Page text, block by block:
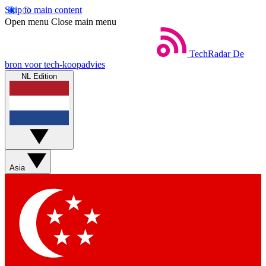
Skip to main content
Open menu Close main menu
TechRadar De
bron voor tech-koopadvies
NL Edition
Asia